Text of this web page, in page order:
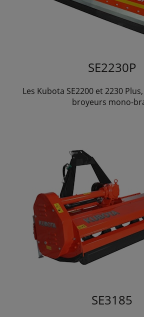
SE2230P
Les Kubota SE2200 et 2230
broyeurs mono-
SE3185